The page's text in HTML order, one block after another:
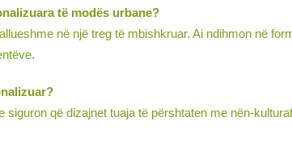
të modës urbane?
në një treg të mbishkruar. Ai ndihmon në
që dizajnet tuaja të përshtaten me nën-